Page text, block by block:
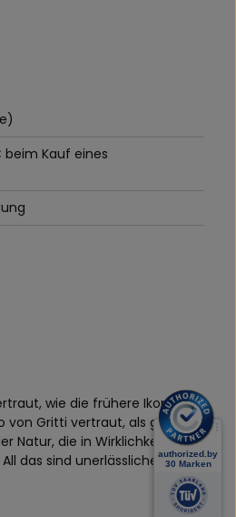
Kauf eines
wie die frühere Ikone, die
von Gritti vertraut, als gäbe es
Natur, die in Wirklichkeit reich ist
All das sind unerlässliche Faktoren,